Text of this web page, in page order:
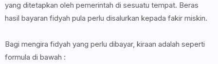
yang ditetapkan oleh pemerintah di sesuatu tempat. Beras
hasil bayaran fidyah pula perlu disalurkan kepada fakir miskin.
Bagi mengira fidyah yang perlu dibayar, kiraan adalah seperti
formula di bawah :